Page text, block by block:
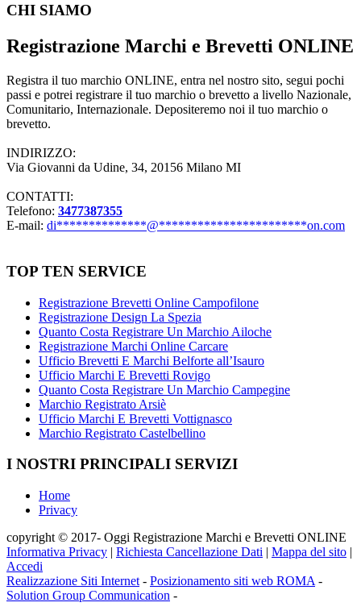
Footer
CHI SIAMO
Registrazione Marchi e Brevetti ONLINE
Registra il tuo marchio ONLINE, entra nel nostro sito, segui pochi
passi e potrei registrare il tuo marchio o brevetto a livello Nazionale,
Comunitario, Internazionale. Depositeremo noi il tuo marchio o
brevetto.
INDIRIZZO:
Via Giovanni da Udine, 34, 20156 Milano MI
CONTATTI:
Telefono: 3477387355
E-mail: di**************@***********************on.com
TOP TEN SERVICE
Registrazione Brevetti Online Campofilone
Registrazione Design La Spezia
Quanto Costa Registrare Un Marchio Ailoche
Registrazione Marchi Online Carcare
Ufficio Brevetti E Marchi Belforte all’Isauro
Ufficio Marchi E Brevetti Rovigo
Quanto Costa Registrare Un Marchio Campegine
Marchio Registrato Arsiè
Ufficio Marchi E Brevetti Vottignasco
Marchio Registrato Castelbellino
I NOSTRI PRINCIPALI SERVIZI
Home
Privacy
copyright © 2017- Oggi Registrazione Marchi e Brevetti ONLINE
Informativa Privacy | Richiesta Cancellazione Dati | Mappa del sito |
Accedi
Realizzazione Siti Internet - Posizionamento siti web ROMA -
Solution Group Communication -